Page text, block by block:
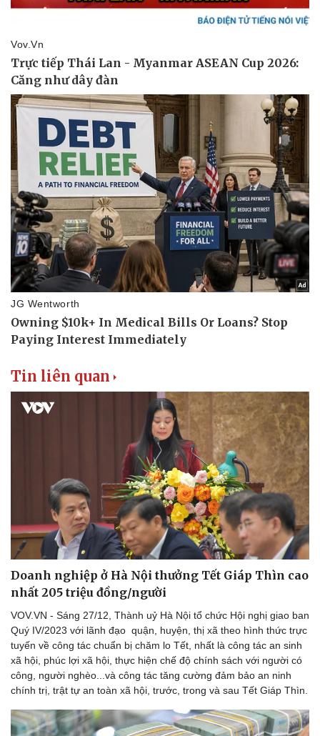
Thể thao
Bóng đá
Lịch thi đấu bóng đá
Thế giới thể thao
eSports
Hậu trường
Ô tô - Xe máy
Ô tô
Xe máy
Tư vấn
Tin liên quan
Doanh nghiệp ở Hà Nội thưởng Tết Giáp Thìn cao
nhất 205 triệu đồng/người
VOV.VN - Sáng 27/12, Thành uỷ Hà Nội tổ chức Hội nghị giao ban
Quý IV/2023 với lãnh đạo quận, huyện, thị xã theo hình thức trực
tuyến về công tác chuẩn bị chăm lo Tết, nhất là công tác an sinh
xã hội, phúc lợi xã hội, thực hiện chế độ chính sách với người có
công, người nghèo...và công tác tăng cường đảm bảo an ninh
chính trị, trật tự an toàn xã hội, trước, trong và sau Tết Giáp Thìn.